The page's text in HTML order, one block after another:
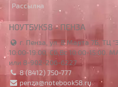
Рассылка
НОУТБУК58 - ПЕНЗА
г. Пенза, ул. 8 Марта 7Б,
10:00-19:00, Сб,Вс 10:00-15:00.
или 8-902-206-6227
8 (8412) 750-777
penza@notebook58.ru